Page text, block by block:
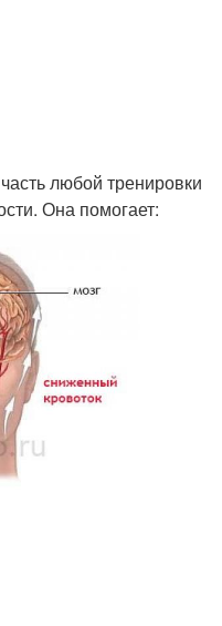
любой тренировки
Она помогает: